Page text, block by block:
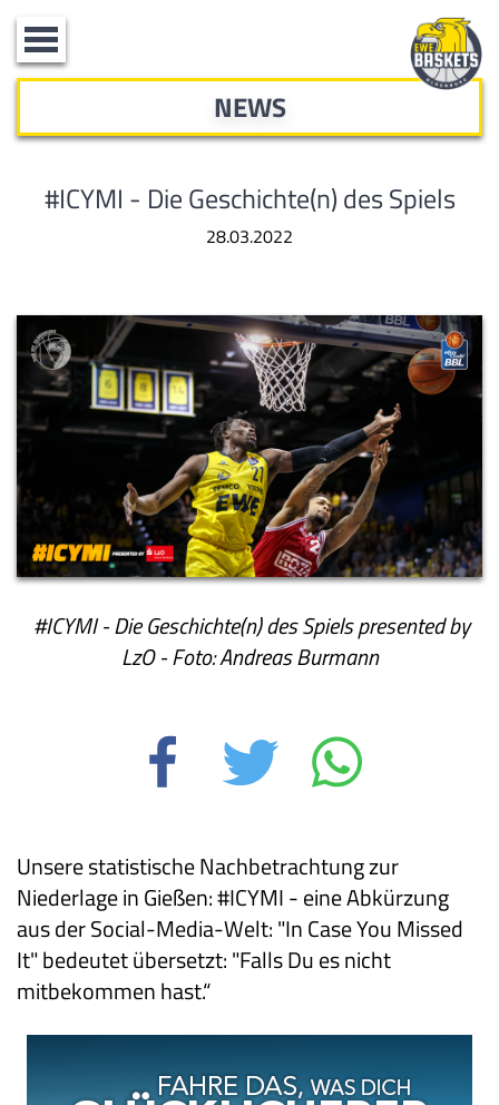
Toggle
navigation
NEWS
#ICYMI - Die Geschichte(n) des Spiels
28.03.2022
#ICYMI - Die Geschichte(n) des Spiels presented by
LzO - Foto: Andreas Burmann
Unsere statistische Nachbetrachtung zur
Niederlage in Gießen: #ICYMI - eine Abkürzung
aus der Social-Media-Welt: "In Case You Missed
It" bedeutet übersetzt: "Falls Du es nicht
mitbekommen hast.“